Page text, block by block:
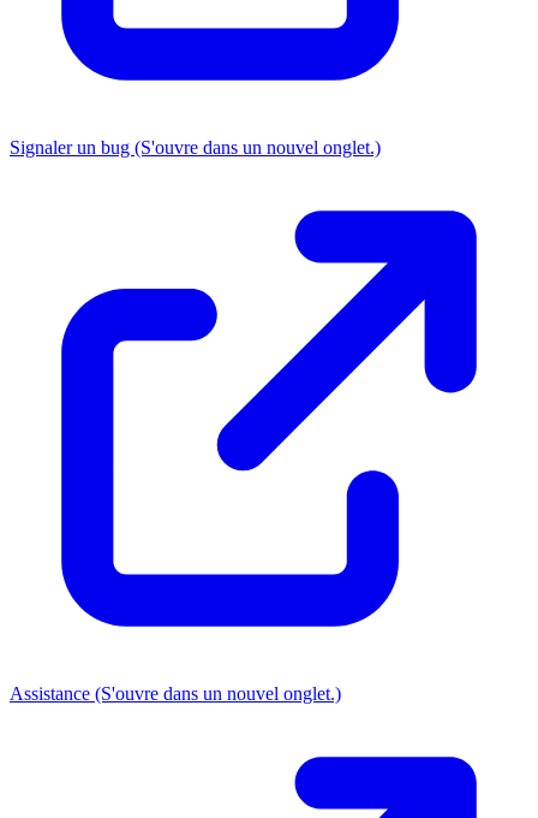
Signaler un bug (S'ouvre dans un nouvel onglet.)
Assistance (S'ouvre dans un nouvel onglet.)